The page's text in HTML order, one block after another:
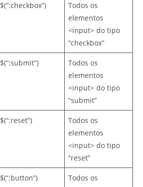
$(“:checkbox”)
Todos os
elementos
<input> do tipo
“checkbox”
$(“:submit”)
Todos os
elementos
<input> do tipo
“submit”
$(“:reset”)
Todos os
elementos
<input> do tipo
“reset”
$(“:button”)
Todos os